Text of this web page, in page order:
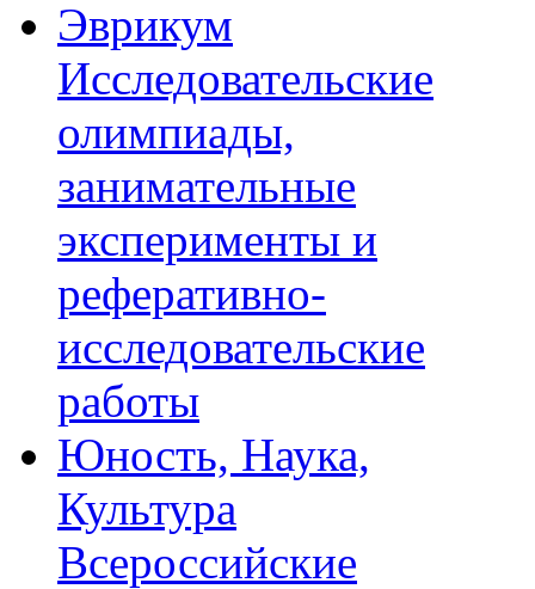
Эврикум
Исследовательские
олимпиады,
занимательные
эксперименты и
реферативно-
исследовательские
работы
Юность, Наука,
Культура
Всероссийские